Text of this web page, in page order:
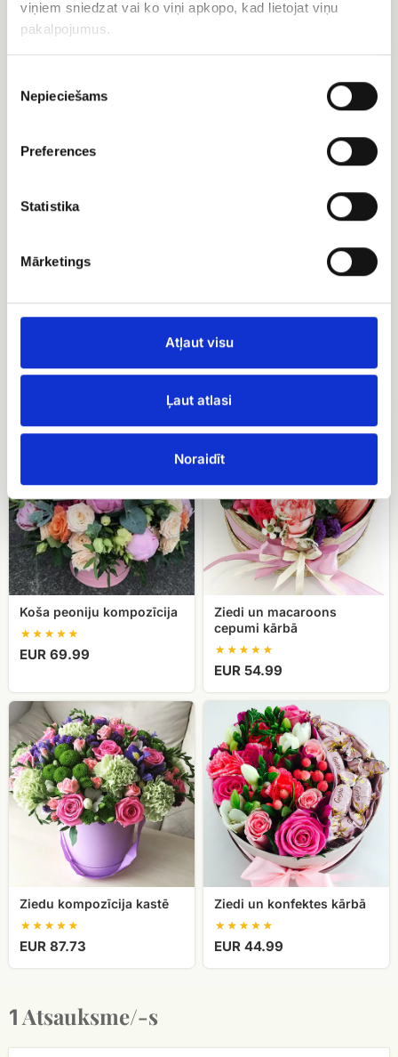
viņiem sniedzat vai ko viņi apkopo, kad lietojat viņu
pakalpojumus.
izvēle
Nepieciešams
Preferences
Statistika
Mārketings
Atļaut visu
Ļaut atlasi
Noraidīt
EUR 89.63
EUR 89.99
sarkanā
Ziedu kopozīcija sarkanā
EUR 69.99
Peoniju ziedu kastīte
EUR 64.99
peoniju
Koša peoniju kompozīcija
EUR 69.99
un
macaroons
kārbā
Ziedi un macaroons
cepumi kārbā
EUR 54.99
Ziedu
kompozīcija
kastē
Ziedu kompozīcija kastē
EUR 87.73
konfektes
kārbā
Ziedi un konfektes kārbā
EUR 44.99
1 Atsauksme/-s